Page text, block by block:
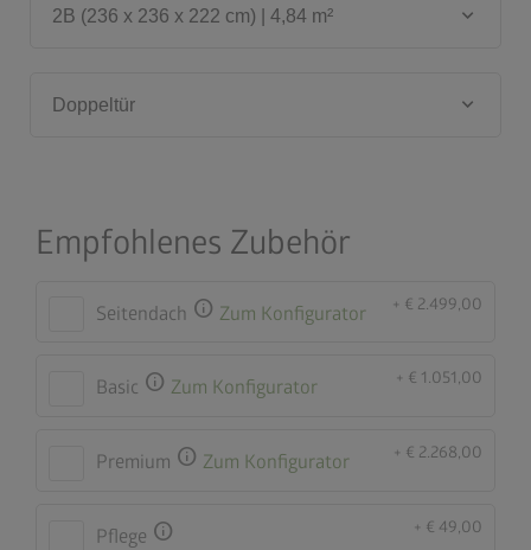
2B (236 x 236 x 222 cm) | 4,84 m² keyboard_arrow_down
Doppeltür keyboard_arrow_down
Empfohlenes Zubehör
Seitendach info Zum Konfigurator + € 2.499,00
Basic info Zum Konfigurator + € 1.051,00
Premium info Zum Konfigurator + € 2.268,00
Pflege info + € 49,00